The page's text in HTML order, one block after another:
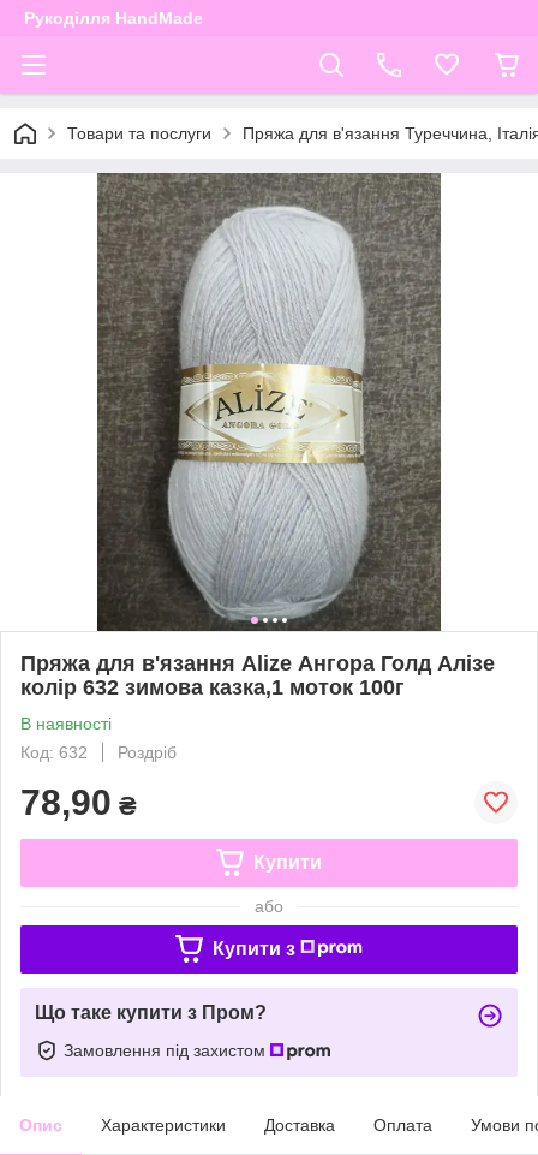
Рукоділля HandMade
Товари та послуги Пряжа для в'язання Туреччина,
Пряжа для в'язання Alize Ангора Голд Алізе
колір 632 зимова казка,1 моток 100г
В наявності
Код: 632
Роздріб
78,90 ₴
Купити
або
Купити з
Що таке купити з Пром?
Замовлення під захистом
Опис Характеристики Доставка Оплата Умови